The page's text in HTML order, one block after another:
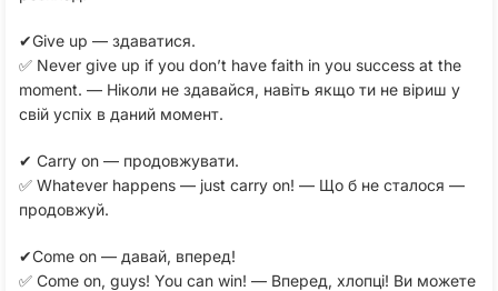
✔Give up — здаватися.
✅ Never give up if you don’t have faith in you success at the
moment. — Ніколи не здавайся, навіть якщо ти не віриш у
свій успіх в даний момент.
✔ Carry on — продовжувати.
✅ Whatever happens — just carry on! — Що б не сталося —
продовжуй.
✔Come on — давай, вперед!
✅ Come on, guys! You can win! — Вперед, хлопці! Ви можете